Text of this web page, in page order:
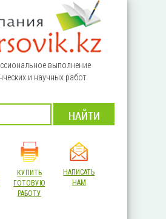
выполнение
и научных работ
КУПИТЬ
ГОТОВУЮ
РАБОТУ
НАПИСАТЬ
НАМ